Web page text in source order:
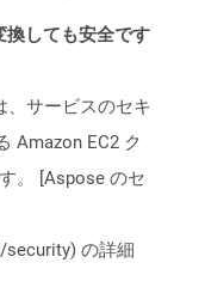
換しても安全です
、サービスのセキ
Amazon EC2 ク
。 [Aspose のセ
の詳細